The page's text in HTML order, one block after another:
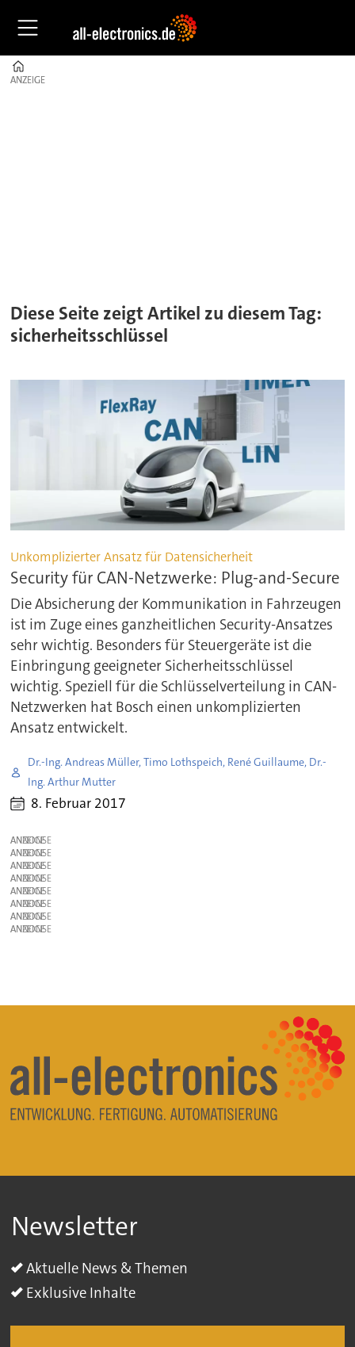
ANZEIGE
ANZEIGE
Diese Seite zeigt Artikel zu diesem Tag:
sicherheitsschlüssel
Unkomplizierter Ansatz für Datensicherheit
Security für CAN-Netzwerke: Plug-and-Secure
Die Absicherung der Kommunikation in Fahrzeugen
ist im Zuge eines ganzheitlichen Security-Ansatzes
sehr wichtig. Besonders für Steuergeräte ist die
Einbringung geeigneter Sicherheitsschlüssel
wichtig. Speziell für die Schlüsselverteilung in CAN-
Netzwerken hat Bosch einen unkomplizierten
Ansatz entwickelt.
Dr.-Ing. Andreas Müller, Timo Lothspeich, René Guillaume, Dr.-
Ing. Arthur Mutter
8. Februar 2017
ANZEIGE
ANZEIGE
ANZEIGE
ANZEIGE
ANZEIGE
ANZEIGE
ANZEIGE
ANZEIGE
Newsletter
Aktuelle News & Themen
Exklusive Inhalte